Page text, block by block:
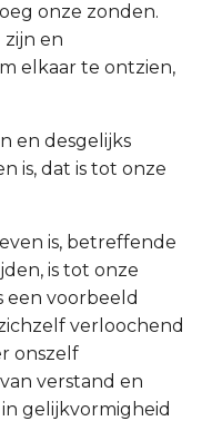
onze zonden.
en
elkaar te ontzien,
en desgelijks
is, dat is tot onze
is, betreffende
is tot onze
een voorbeeld
verloochend
onszelf
verstand en
gelijkvormigheid